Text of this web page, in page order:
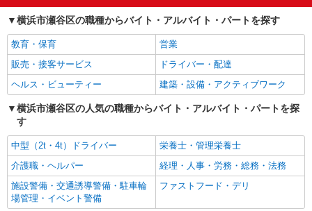
入社日応相談
未経験歓迎
経験者・有資格者歓迎
新卒・第二新卒歓迎
女性活躍中
主婦・主夫歓迎
フリーター歓迎
学歴不問
ブランクOK
ミドル（40代～）活躍中
エルダー（50代～）活躍中
シニア（60代～）活躍中
高収入・高額
ボーナス・賞与あり
昇給あり
完全週休2日制
フルタイム歓迎
禁煙・分煙
駅直結・駅チカ
横浜市瀬谷区の職種からバイト・アルバイト・パートを探す
教育・保育
営業
販売・接客サービス
ドライバー・配達
ヘルス・ビューティー
建築・設備・アクティブワーク
横浜市瀬谷区の人気の職種からバイト・アルバイト・パートを探
す
中型（2t・4t）ドライバー
栄養士・管理栄養士
介護職・ヘルパー
経理・人事・労務・総務・法務
施設警備・交通誘導警備・駐車輪
場管理・イベント警備
ファストフード・デリ